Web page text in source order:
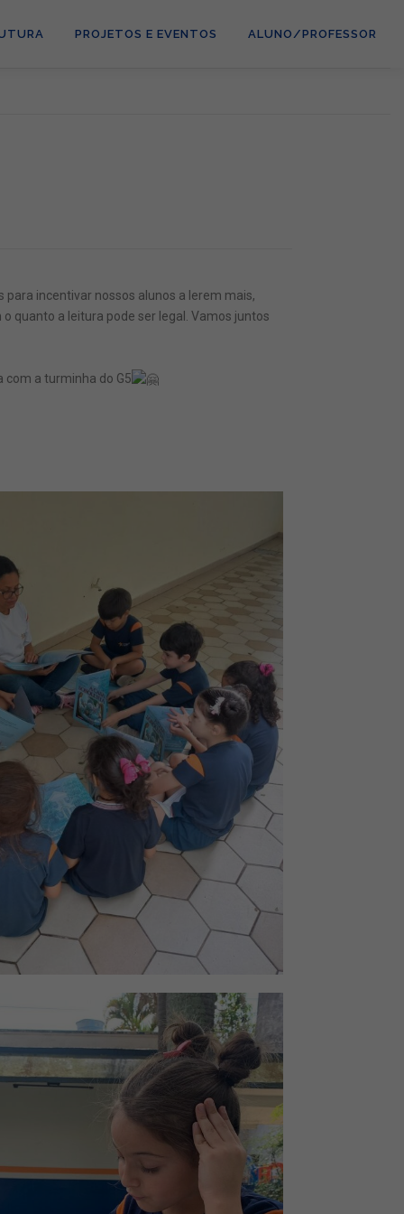
PROJETOS E EVENTOS ALUNO/PROFESSOR
para incentivar nossos alunos a lerem mais,
quanto a leitura pode ser legal. Vamos juntos
a turminha do G5